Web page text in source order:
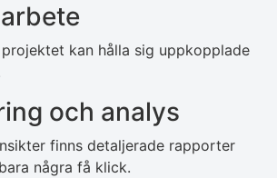
kan hålla sig uppkopplade
och analys
finns detaljerade rapporter
några få klick.